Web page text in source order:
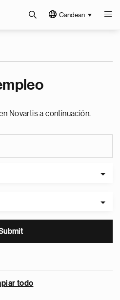
Candean
Novartis a continuación.
todo